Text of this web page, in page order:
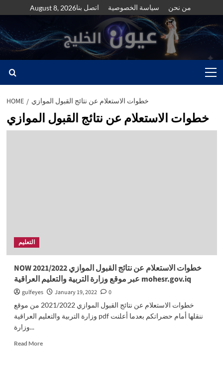
to
content
August 8, 2026اتصل بنا سياسة الخصوصية من نحن
Menu
HOME خطوات الاستعلام عن نتائج القبول الموازي
خطوات الاستعلام عن نتائج القبول الموازي
التعليم
NOW خطوات الاستعلام عن نتائج القبول الموازي 2021/2022
عبر موقع وزارة التربية والتعليم العراقية mohesr.gov.iq
gulfeyes January 19, 2022
0
خطوات الاستعلام عن نتائج القبول الموازي 2021/2022 من موقع
وزارة التربية والتعليم العراقية pdf ننقلها أمام حضراتكم بعدما أعلنت
وزارة...
Read MoreRead